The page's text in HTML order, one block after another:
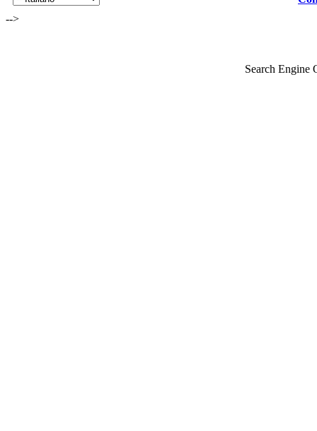
-->
Search Engine